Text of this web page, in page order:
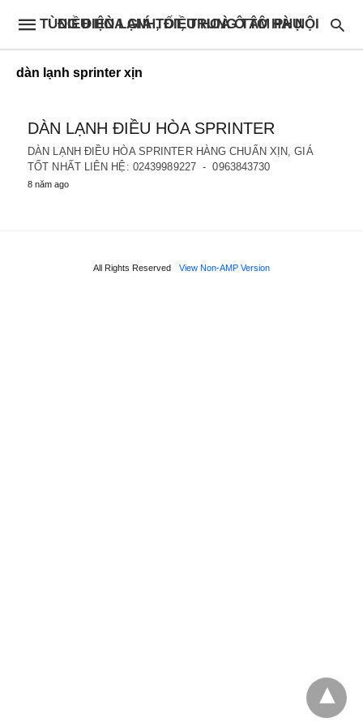
ĐIỀU HÒA GIÁ TỐT, TRUNG TÂM PHỤ TÙNG ĐIỆN LẠNH, ĐIỀU HOÀ Ô TÔ HÀ NỘI
dàn lạnh sprinter xịn
DÀN LẠNH ĐIỀU HÒA SPRINTER
DÀN LẠNH ĐIỀU HÒA SPRINTER HÀNG CHUẨN XỊN, GIÁ
TỐT NHẤT LIÊN HỆ: 02439989227 - 0963843730
8 năm ago
All Rights Reserved View Non-AMP Version